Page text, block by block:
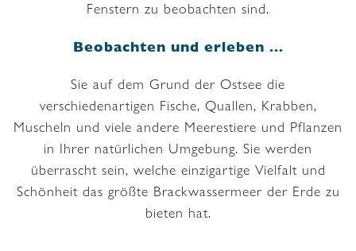
Fenstern zu beobachten sind.
Beobachten und erleben ...
Sie auf dem Grund der Ostsee die
verschiedenartigen Fische, Quallen, Krabben,
Muscheln und viele andere Meerestiere und Pflanzen
in Ihrer natürlichen Umgebung. Sie werden
überrascht sein, welche einzigartige Vielfalt und
Schönheit das größte Brackwassermeer der Erde zu
bieten hat.